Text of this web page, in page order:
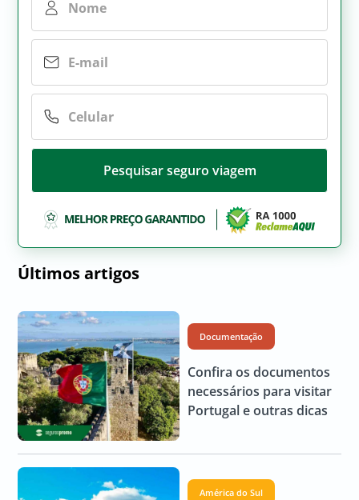
Pesquisar seguro viagem
Últimos artigos
Documentação
Confira os documentos
necessários para visitar
Portugal e outras dicas
América do Sul